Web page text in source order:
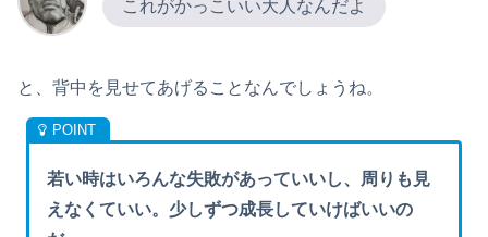
これがかっこいい大人なんだよ
と、背中を見せてあげることなんでしょうね。
若い時はいろんな失敗があっていいし、周りも見
えなくていい。少しずつ成長していけばいいの